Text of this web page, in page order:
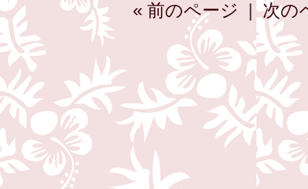
« 前のページ |次の